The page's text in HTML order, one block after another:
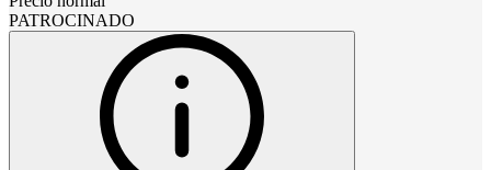
PATROCINADO